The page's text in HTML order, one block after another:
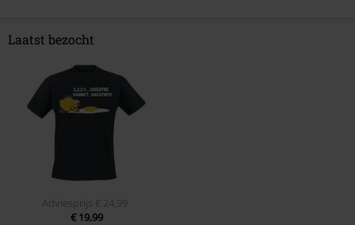
Commentaar versturen
Laatst bezocht
Adviesprijs
€ 24,99
€ 19,99